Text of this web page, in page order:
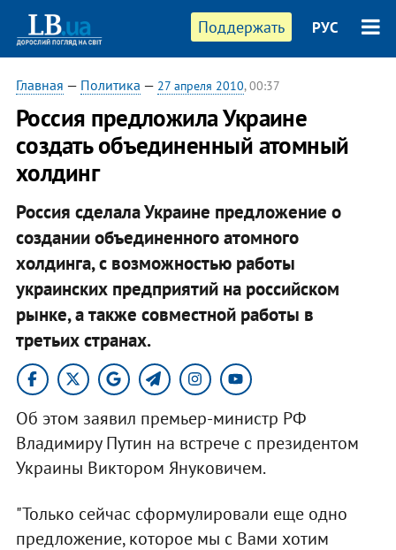
Поддержать РУС
Главная — Политика — 27 апреля 2010, 00:37
Россия предложила Украине
создать объединенный атомный
холдинг
Россия сделала Украине предложение о
создании объединенного атомного
холдинга, с возможностью работы
украинских предприятий на российском
рынке, а также совместной работы в
третьих странах.
Об этом заявил премьер-министр РФ
Владимиру Путин на встрече с президентом
Украины Виктором Януковичем.
"Только сейчас сформулировали еще одно
предложение, которое мы с Вами хотим